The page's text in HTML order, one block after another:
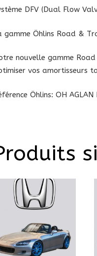
DFV (Dual Flow
gamme Öhlins Road &
nouvelle gamme
vos amortisseurs
Öhlins: OH AGLAN